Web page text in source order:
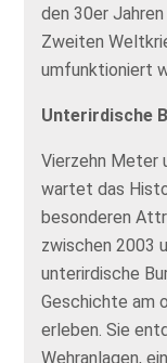
den 30er
Zweiten
umfunktioniert
Unterirdische
Vierzehn Meter
wartet das
besonderen
zwischen 2003
unterirdische
Geschichte am
erleben. Sie
Wehranlagen,